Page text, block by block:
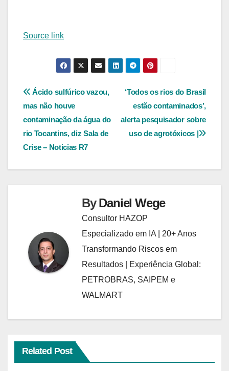
Source link
Navegação
de
Post
‘Todos os rios do Brasil
estão contaminados’,
alerta pesquisador sobre
uso de agrotóxicos |
Ácido sulfúrico vazou,
mas não houve
contaminação da água do
rio Tocantins, diz Sala de
Crise – Noticias R7
ByDaniel Wege
Consultor HAZOP
Especializado em IA | 20+ Anos
Transformando Riscos em
Resultados | Experiência Global:
PETROBRAS, SAIPEM e
WALMART
Related Post